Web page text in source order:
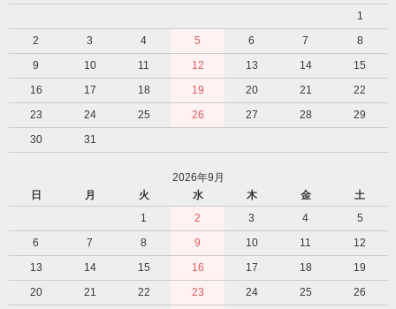
1
2
3 4 5 6 7
8
9
10 11 12 13 14
15
16
17 18 19 20 21
22
23
24 25 26 27 28
29
30
31
2026年9月
日
月 火 水 木 金
土
1
2 3 4
5
6
7 8 9 10 11
12
13
14 15 16 17 18
19
20
21 22 23 24 25
26